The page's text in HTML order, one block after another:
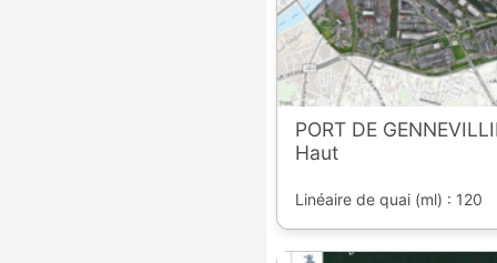
PORT DE
Haut
Linéaire de quai (ml) : 120